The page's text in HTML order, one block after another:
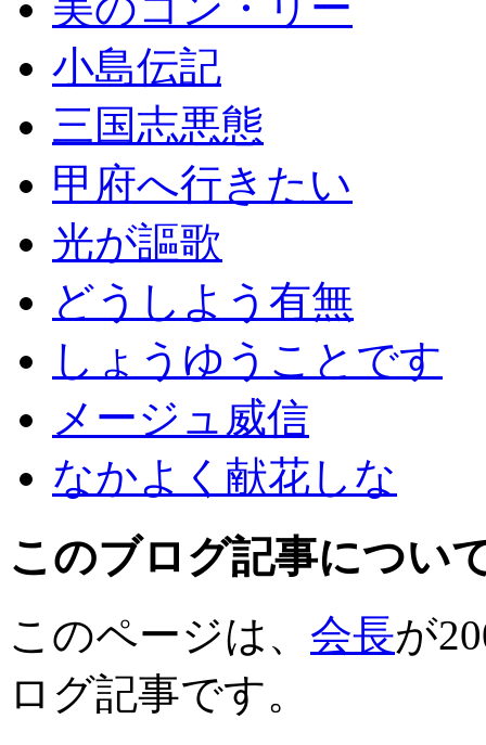
小島伝記
三国志悪態
甲府へ行きたい
光が謳歌
どうしよう有無
しょうゆうことです
メージュ威信
なかよく献花しな
このブログ記事につい
このページは、 会長が
ログ記事です。